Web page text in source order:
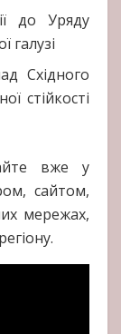
до Уряду
галузі
Східного
стійкості
вже у
сайтом,
мережах,